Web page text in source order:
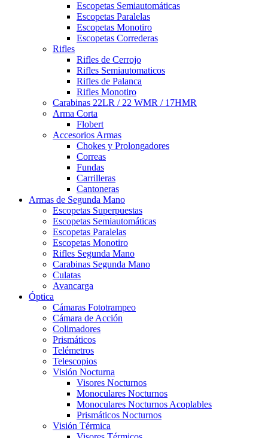
Escopetas Semiautomáticas
Escopetas Paralelas
Escopetas Monotiro
Escopetas Correderas
Rifles
Rifles de Cerrojo
Rifles Semiautomaticos
Rifles de Palanca
Rifles Monotiro
Carabinas 22LR / 22 WMR / 17HMR
Arma Corta
Flobert
Accesorios Armas
Chokes y Prolongadores
Correas
Fundas
Carrilleras
Cantoneras
Armas de Segunda Mano
Escopetas Superpuestas
Escopetas Semiautomáticas
Escopetas Paralelas
Escopetas Monotiro
Rifles Segunda Mano
Carabinas Segunda Mano
Culatas
Avancarga
Óptica
Cámaras Fototrampeo
Cámara de Acción
Colimadores
Prismáticos
Telémetros
Telescopios
Visión Nocturna
Visores Nocturnos
Monoculares Nocturnos
Monoculares Nocturnos Acoplables
Prismáticos Nocturnos
Visión Térmica